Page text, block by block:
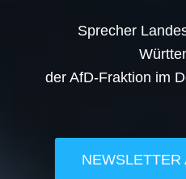
Sprecher
der AfD-Fraktion im
NEWSLETTER